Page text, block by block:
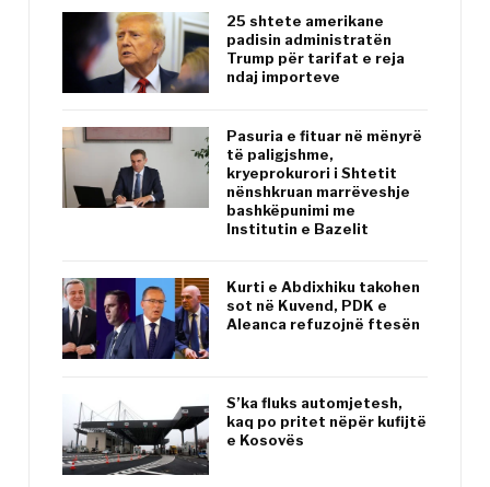
25 shtete amerikane
padisin administratën
Trump për tarifat e reja
ndaj importeve
Pasuria e fituar në mënyrë
të paligjshme,
kryeprokurori i Shtetit
nënshkruan marrëveshje
bashkëpunimi me
Institutin e Bazelit
Kurti e Abdixhiku takohen
sot në Kuvend, PDK e
Aleanca refuzojnë ftesën
S’ka fluks automjetesh,
kaq po pritet nëpër kufijtë
e Kosovës